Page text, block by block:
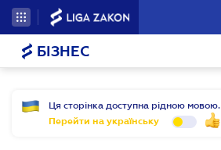
БІЗНЕС
Ця сторінка доступна рідною мовою.
Перейти на українську